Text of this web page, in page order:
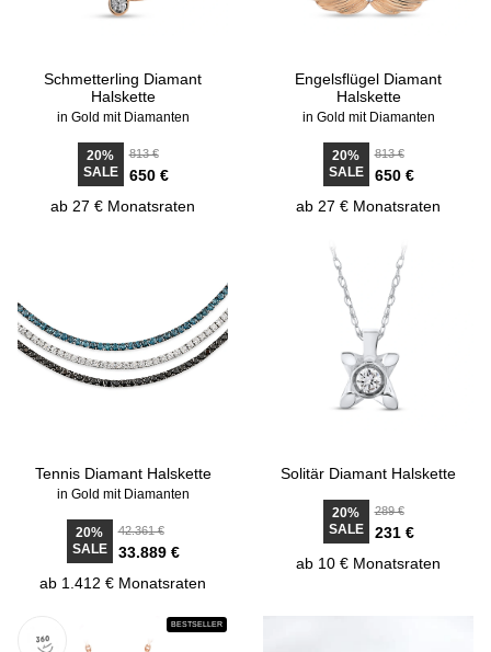
Schmetterling Diamant
Halskette
in Gold mit Diamanten
20%
SALE
813 €
650 €
ab 27 € Monatsraten
Engelsflügel Diamant
Halskette
in Gold mit Diamanten
20%
SALE
813 €
650 €
ab 27 € Monatsraten
Tennis Diamant Halskette
in Gold mit Diamanten
20%
SALE
42.361 €
33.889 €
ab 1.412 € Monatsraten
Solitär Diamant Halskette
20%
SALE
289 €
231 €
ab 10 € Monatsraten
BESTSELLER